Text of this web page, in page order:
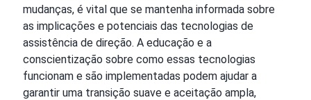
mudanças, é vital que se mantenha informada sobre
as implicações e potenciais das tecnologias de
assistência de direção. A educação e a
conscientização sobre como essas tecnologias
funcionam e são implementadas podem ajudar a
garantir uma transição suave e aceitação ampla,